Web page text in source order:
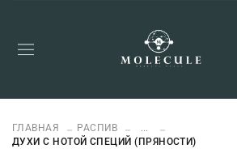
ГЛАВНАЯ РАСПИВ
...
ДУХИ С НОТОЙ СПЕЦИЙ (ПРЯНОСТИ)